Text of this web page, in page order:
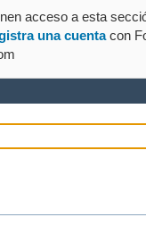
acceso a esta
una cuentacon